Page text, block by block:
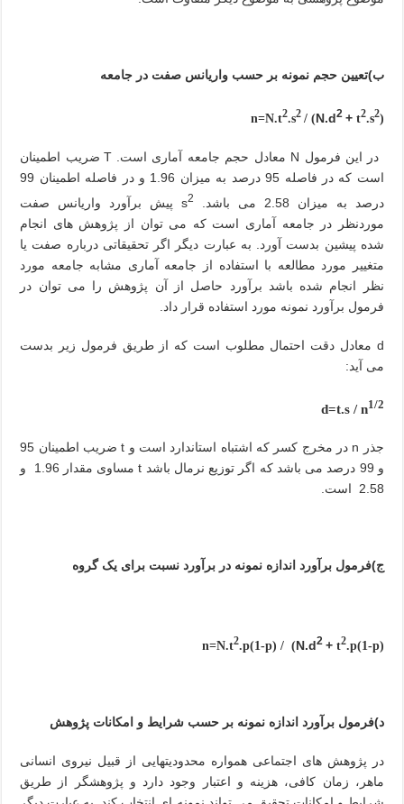
ب)تعیین حجم نمونه بر حسب واریانس صفت در جامعه
(n=N.t
2.s2 / (N.d2 + t2.s2
در این فرمول N معادل حجم جامعه آماری است.T ضریب اطمینان
است که در فاصله 95 درصد به میزان 1.96 و در فاصله اطمینان 99
درصد به میزان 2.58 می باشد. s
2 پیش برآورد واریانس صفت
موردنظر در جامعه آماری است که می توان از پژوهش های انجام
شده پیشین بدست آورد. به عبارت دیگر اگر تحقیقاتی درباره صفت یا
متغییر مورد مطالعه با استفاده از جامعه آماری مشابه جامعه مورد
نظر انجام شده باشد برآورد حاصل از آن پژوهش را می توان در
فرمول برآورد نمونه مورد استفاده قرار داد.
d معادل دقت احتمال مطلوب است که از طریق فرمول زیر بدست
می آید:
d=t.s / n1/2
جذر n در مخرج کسر که اشتباه استاندارد است و t
ضریب اطمینان 95
و 99 درصد می باشد که اگر توزیع نرمال باشد
t
مساوی مقدار 1.96 و
2.58 است.
ج)فرمول برآورد اندازه نمونه در برآورد نسبت برای یک گروه
(n=N.t
2.p(1-p) / (N.d2 + t2.p(1-p
د)فرمول برآورد اندازه نمونه بر حسب شرایط و امکانات پژوهش
در پژوهش های اجتماعی همواره محدودیتهایی از قبیل نیروی انسانی
ماهر، زمان کافی، هزینه و اعتبار وجود دارد و پژوهشگر از طریق